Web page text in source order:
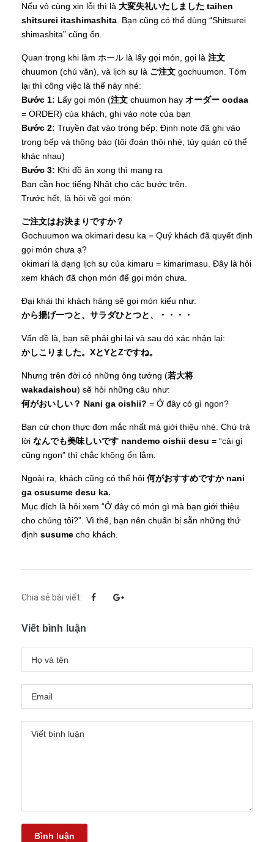
Nếu vô cùng xin lỗi thì là 大変失礼いたしました taihen
shitsurei itashimashita. Bạn cũng có thể dùng “Shitsurei
shimashita” cũng ổn.
Quan trọng khi làm ホール là lấy gọi món, gọi là 注文
chuumon (chú văn), và lịch sự là ご注文 gochuumon. Tóm
lại thì công việc là thế này nhé:
Bước 1: Lấy gọi món (注文 chuumon hay オーダー oodaa
= ORDER) của khách, ghi vào note của bạn
Bước 2: Truyền đạt vào trong bếp: Định note đã ghi vào
trong bếp và thông báo (tôi đoán thôi nhé, tùy quán có thể
khác nhau)
Bước 3: Khi đồ ăn xong thì mang ra
Bạn cần học tiếng Nhật cho các bước trên.
Trước hết, là hỏi về gọi món:
ご注文はお決まりですか？
Gochuumon wa okimari desu ka = Quý khách đã quyết định
gọi món chưa ạ?
okimari là dạng lịch sự của kimaru = kimarimasu. Đây là hỏi
xem khách đã chọn món để gọi món chưa.
Đại khái thì khách hàng sẽ gọi món kiểu như:
から揚げ一つと、サラダひとつと、・・・・
Vấn đề là, bạn sẽ phải ghi lại và sau đó xác nhận lại:
かしこりました。XとYとZですね。
Nhưng trên đời có những ông tướng (若大将
wakadaishou) sẽ hỏi những câu như:
何がおいしい？ Nani ga oishii? = Ở đây có gì ngon?
Bạn cứ chọn thực đơn mắc nhất mà giới thiệu nhé. Chứ trả
lời なんでも美味しいです nandemo oishii desu = “cái gì
cũng ngon” thì chắc không ổn lắm.
Ngoài ra, khách cũng có thể hỏi 何がおすすめですか nani
ga osusume desu ka.
Mục đích là hỏi xem “Ở đây có món gì mà bạn giới thiệu
cho chúng tôi?”. Vì thế, bạn nên chuẩn bị sẵn những thứ
định susume cho khách.
Chia sẻ bài viết:
Viết bình luận
Bình luận